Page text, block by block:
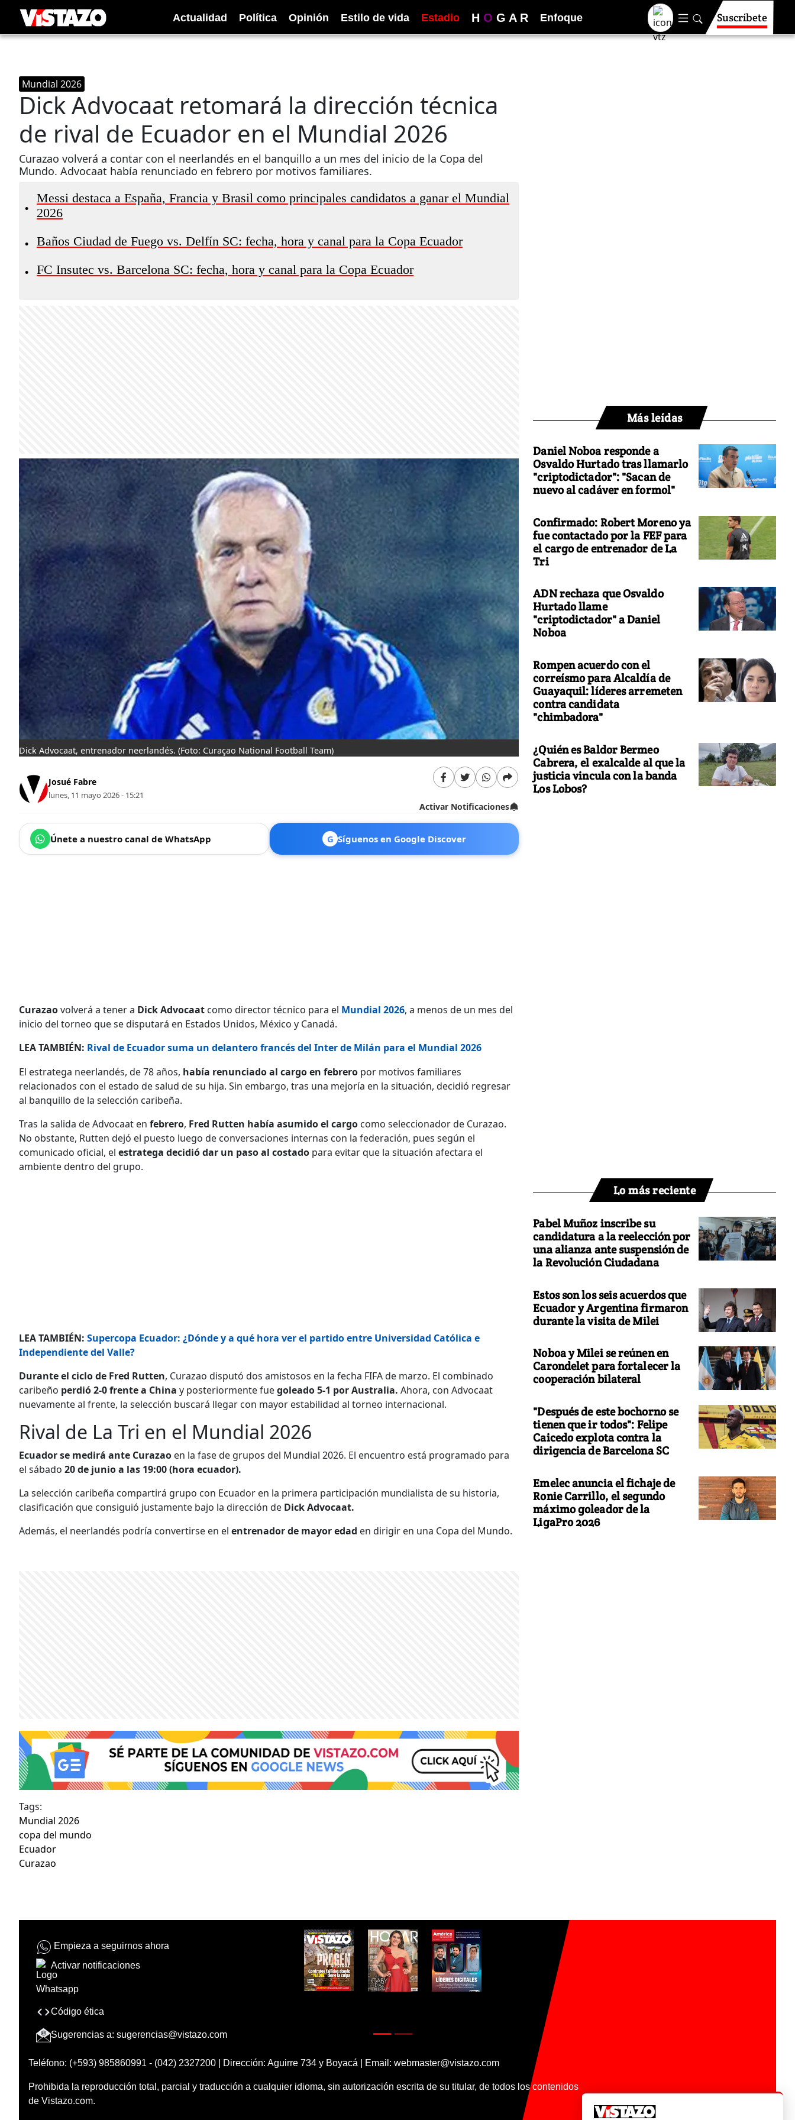
Actualidad Política Opinión Estilo de vida Estadio H O G A R Enfoque Suscríbete
Mundial 2026
Dick Advocaat retomará la dirección técnica
de rival de Ecuador en el Mundial 2026
Curazao volverá a contar con el neerlandés en el banquillo a un mes del inicio de la Copa del
Mundo. Advocaat había renunciado en febrero por motivos familiares.
•
Messi destaca a España, Francia y Brasil como principales candidatos a ganar el Mundial
2026
• Baños Ciudad de Fuego vs. Delfín SC: fecha, hora y canal para la Copa Ecuador
• FC Insutec vs. Barcelona SC: fecha, hora y canal para la Copa Ecuador
Dick Advocaat, entrenador neerlandés. (Foto: Curaçao National Football Team)
Josué Fabre
lunes, 11 mayo 2026 - 15:21
Activar Notificaciones
Únete a nuestro canal de WhatsApp G Síguenos en Google Discover
Curazaovolverá a tener a Dick Advocaat como director técnico para el Mundial 2026, a menos de un mes del
inicio del torneo que se disputará en Estados Unidos, México y Canadá.
LEA TAMBIÉN: Rival de Ecuador suma un delantero francés del Inter de Milán para el Mundial 2026
El estratega neerlandés, de 78 años, había renunciado al cargo en febrero por motivos familiares
relacionados con el estado de salud de su hija. Sin embargo, tras una mejoría en la situación, decidió regresar
al banquillo de la selección caribeña.
Tras la salida de Advocaat en febrero, Fred Rutten había asumido el cargo como seleccionador de Curazao.
No obstante, Rutten dejó el puesto luego de conversaciones internas con la federación, pues según el
comunicado oficial, el estratega decidió dar un paso al costado para evitar que la situación afectara el
ambiente dentro del grupo.
LEA TAMBIÉN: Supercopa Ecuador: ¿Dónde y a qué hora ver el partido entre Universidad Católica e
Independiente del Valle?
Durante el ciclo de Fred Rutten, Curazao disputó dos amistosos en la fecha FIFA de marzo. El combinado
caribeño perdió 2-0 frente a China y posteriormente fuegoleado 5-1 por Australia. Ahora, con Advocaat
nuevamente al frente, la selección buscará llegar con mayor estabilidad al torneo internacional.
Rival de La Tri en el Mundial 2026
Ecuador se medirá ante Curazao en la fase de grupos del Mundial 2026. El encuentro está programado para
el sábado 20 de junio a las 19:00 (hora ecuador).
La selección caribeña compartirá grupo con Ecuador en la primera participación mundialista de su historia,
clasificación que consiguió justamente bajo la dirección de Dick Advocaat.
Además, el neerlandés podría convertirse en el entrenador de mayor edad en dirigir en una Copa del Mundo.
Tags:
Mundial 2026
copa del mundo
Ecuador
Curazao
Más leídas
Daniel Noboa responde a
Osvaldo Hurtado tras llamarlo
"criptodictador": "Sacan de
nuevo al cadáver en formol"
Confirmado: Robert Moreno ya
fue contactado por la FEF para
el cargo de entrenador de La
Tri
ADN rechaza que Osvaldo
Hurtado llame
"criptodictador" a Daniel
Noboa
Rompen acuerdo con el
correísmo para Alcaldía de
Guayaquil: líderes arremeten
contra candidata
"chimbadora"
¿Quién es Baldor Bermeo
Cabrera, el exalcalde al que la
justicia vincula con la banda
Los Lobos?
Lo más reciente
Pabel Muñoz inscribe su
candidatura a la reelección por
una alianza ante suspensión de
la Revolución Ciudadana
Estos son los seis acuerdos que
Ecuador y Argentina firmaron
durante la visita de Milei
Noboa y Milei se reúnen en
Carondelet para fortalecer la
cooperación bilateral
"Después de este bochorno se
tienen que ir todos": Felipe
Caicedo explota contra la
dirigencia de Barcelona SC
Emelec anuncia el fichaje de
Ronie Carrillo, el segundo
máximo goleador de la
LigaPro 2026
Empieza a seguirnos ahora
Activar notificaciones
Código ética
Sugerencias a: sugerencias@vistazo.com
Teléfono: (+593) 985860991 - (042) 2327200 | Dirección: Aguirre 734 y Boyacá | Email: webmaster@vistazo.com
Prohibida la reproducción total, parcial y traducción a cualquier idioma, sin autorización escrita de su titular, de todos los contenidos
de Vistazo.com.